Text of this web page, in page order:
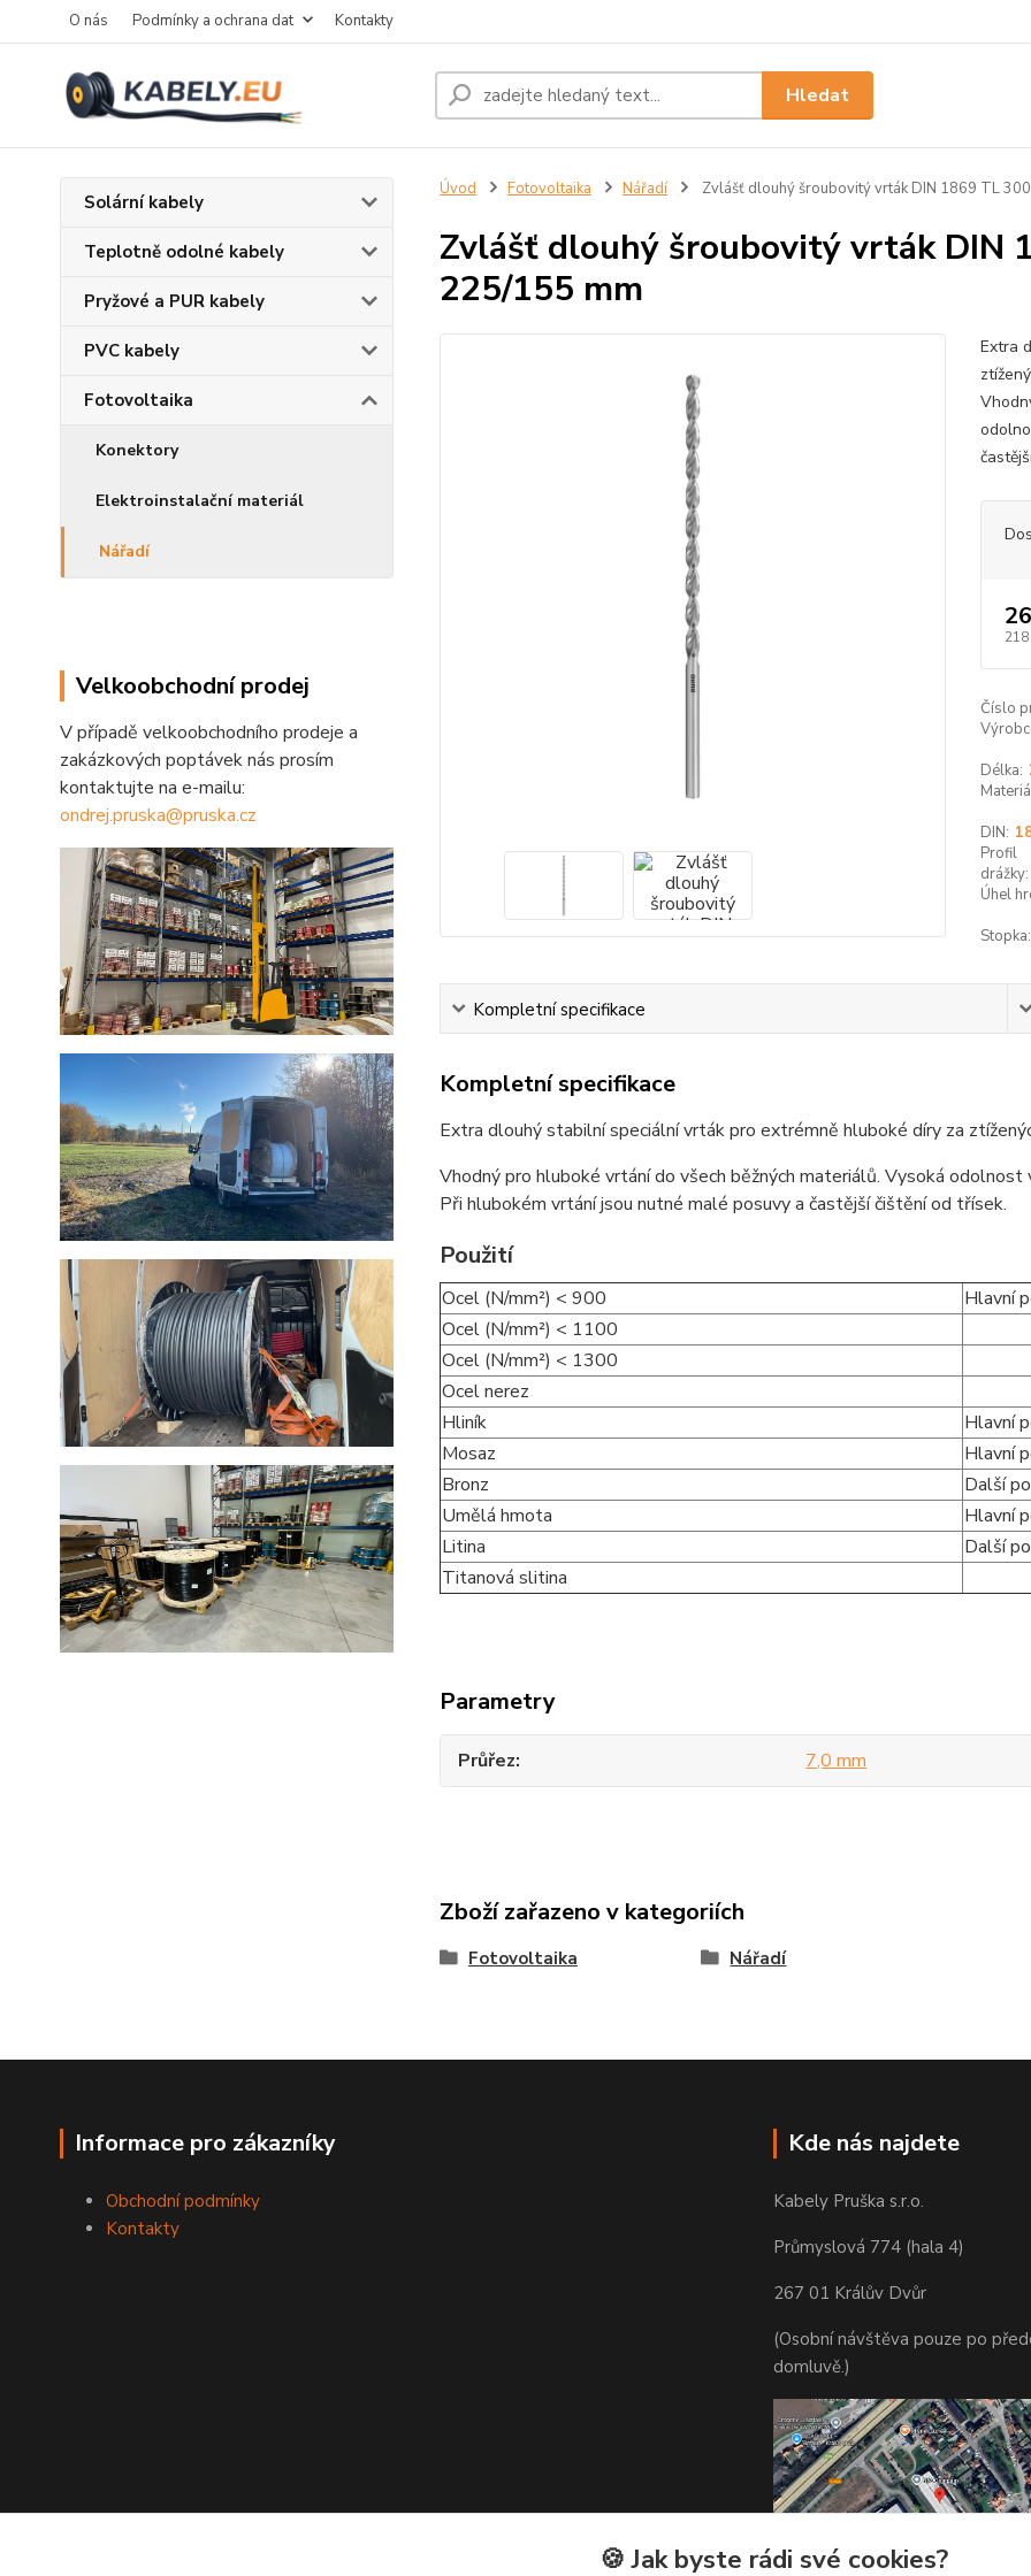
O nás Podmínky a ochrana dat Kontakty
Hledat
Solární kabely
Teplotně odolné kabely
Pryžové a PUR kabely
PVC kabely
Fotovoltaika
Konektory
Elektroinstalační materiál
Nářadí
Velkoobchodní prodej
V případě velkoobchodního prodeje a
zakázkových poptávek nás prosím
kontaktujte na e-mailu:
ondrej.pruska@pruska.cz
Úvod Fotovoltaika Nářadí Zvlášť dlouhý šroubovitý vrták DIN 1869 TL
Zvlášť dlouhý šroubovitý vrták DIN
225/155 mm
Extra
218
Číslo
Délka:
DIN:
Profil
drážky:
Úhel
Stopka:
Kompletní specifikace
Kompletní specifikace
Extra dlouhý stabilní speciální vrták pro extrémně hluboké díry za
Vhodný pro hluboké vrtání do všech běžných materiálů. Vysoká odolnost
Při hlubokém vrtání jsou nutné malé posuvy a častější čištění od třísek.
Použití
Ocel (N/mm²) < 900
Hlavní
Ocel (N/mm²) < 1100
Ocel (N/mm²) < 1300
Ocel nerez
Hliník
Hlavní
Mosaz
Hlavní
Bronz
Další
Umělá hmota
Hlavní
Litina
Další
Titanová slitina
Parametry
Průřez 7,0 mm
Zboží zařazeno v kategoriích
Fotovoltaika Nářadí
Informace pro zákazníky
Obchodní podmínky
Kontakty
Kde nás najdete
Kabely Pruška s.r.o.
Průmyslová 774 (hala 4)
267 01 Králův Dvůr
(Osobní návštěva pouze po
domluvě.)
🍪 Jak byste rádi své cookies?